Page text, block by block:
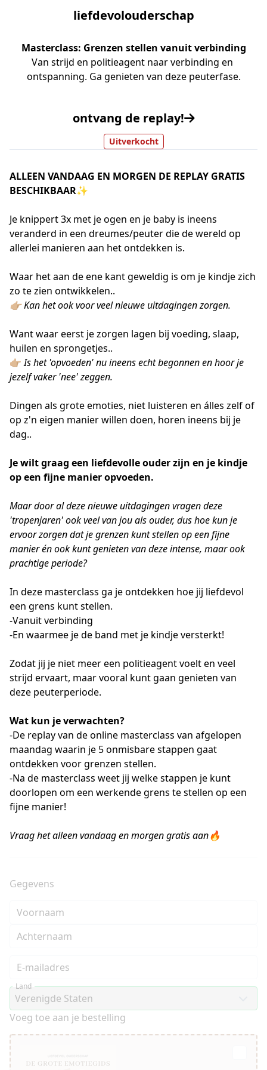
liefdevolouderschap
Masterclass: Grenzen stellen vanuit verbinding
Van strijd en politieagent naar verbinding en
ontspanning. Ga genieten van deze peuterfase.
ontvang de replay!
Uitverkocht
ALLEEN VANDAAG EN MORGEN DE REPLAY GRATIS
BESCHIKBAAR✨
Je knippert 3x met je ogen en je baby is ineens
veranderd in een dreumes/peuter die de wereld op
allerlei manieren aan het ontdekken is.
Waar het aan de ene kant geweldig is om je kindje zich
zo te zien ontwikkelen..
👉🏼 Kan het ook voor veel nieuwe uitdagingen zorgen.
Want waar eerst je zorgen lagen bij voeding, slaap,
huilen en sprongetjes..
👉🏼Is het 'opvoeden' nu ineens echt begonnen en hoor je
jezelf vaker 'nee' zeggen.
Dingen als grote emoties, niet luisteren en álles zelf of
op z'n eigen manier willen doen, horen ineens bij je
dag..
Je wilt graag een liefdevolle ouder zijn en je kindje
op een fijne manier opvoeden.
Maar door al deze nieuwe uitdagingen vragen deze
'tropenjaren' ook veel van jou als ouder, dus hoe kun je
ervoor zorgen dat je grenzen kunt stellen op een fijne
manier én ook kunt genieten van deze intense, maar ook
prachtige periode?
In deze masterclass ga je ontdekken hoe jij liefdevol
een grens kunt stellen.
-Vanuit verbinding
-En waarmee je de band met je kindje versterkt!
Zodat jij je niet meer een politieagent voelt en veel
strijd ervaart, maar vooral kunt gaan genieten van
deze peuterperiode.
Wat kun je verwachten?
-De replay van de online masterclass van afgelopen
maandag waarin je 5 onmisbare stappen gaat
ontdekken voor grenzen stellen.
-Na de masterclass weet jij welke stappen je kunt
doorlopen om een werkende grens te stellen op een
fijne manier!
Vraag het alleen vandaag en morgen gratis aan🔥
Gegevens
Voornaam
Achternaam
E-mailadres
Land
Voeg toe aan je bestelling